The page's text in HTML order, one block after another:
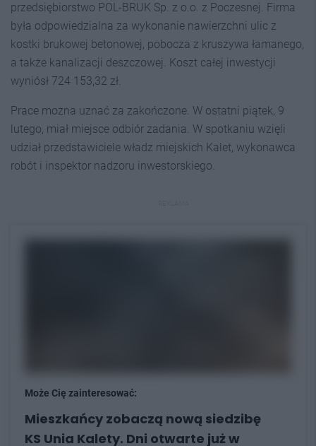
przedsiębiorstwo POL-BRUK Sp. z o.o. z Poczesnej. Firma
była odpowiedzialna za wykonanie nawierzchni ulic z
kostki brukowej betonowej, pobocza z kruszywa łamanego,
a także kanalizacji deszczowej. Koszt całej inwestycji
wyniósł 724 153,32 zł.
Prace można uznać za zakończone. W ostatni piątek, 9
lutego, miał miejsce odbiór zadania. W spotkaniu wzięli
udział przedstawiciele władz miejskich Kalet, wykonawca
robót i inspektor nadzoru inwestorskiego.
Może Cię zainteresować:
Mieszkańcy zobaczą nową siedzibę
KS Unia Kalety. Dni otwarte już w